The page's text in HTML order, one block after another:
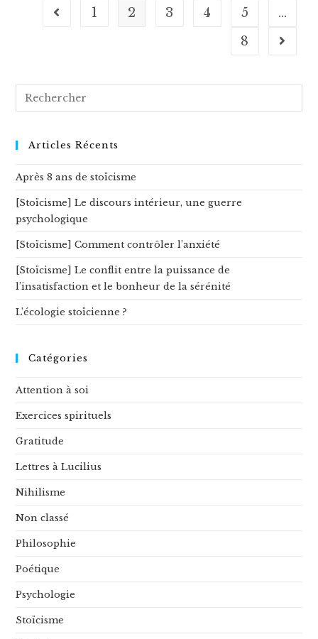
Ans:
Ce
Go to the previous page
1 2 3 4 5
…
8
Aller à
Rechercher
sur
siteArticles Récents
Après 8 ans de stoïcisme
[Stoïcisme] Le discours intérieur, une guerre
psychologique
[Stoïcisme] Comment contrôler l’anxiété
[Stoïcisme] Le conflit entre la puissance de
l’insatisfaction et le bonheur de la sérénité
L’écologie stoïcienne ?
Catégories
Attention à soi
Exercices spirituels
Gratitude
Lettres à Lucilius
Nihilisme
Non classé
Philosophie
Poétique
Psychologie
Stoïcisme